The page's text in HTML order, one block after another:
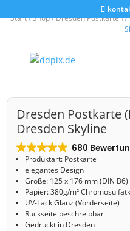
Start/Shop/Dresden Postkarten/
Dresden Postkarte
Dresden Skyline
680
Produktart: Postkarte
elegantes Design
Größe: 125 x 176 mm (DIN B6)
Papier: 380g/m²
UV-Lack Glanz (Vorderseite)
Rückseite beschreibbar
Gedruckt in Dresden